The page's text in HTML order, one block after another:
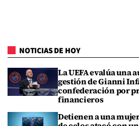
NOTICIAS DE HOY
La UEFA evalúa una
gestión de Gianni
confederación por
financieros
Detienen a una